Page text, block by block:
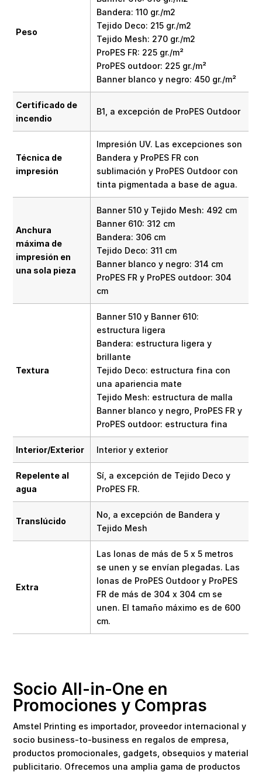
Peso
Bandera: 110 gr./m2
Tejido Deco: 215 gr./m2
Tejido Mesh: 270 gr./m2
ProPES FR: 225 gr./m²
ProPES outdoor: 225 gr./m²
Banner blanco y negro: 450 gr./m²
Certificado de
incendio
B1, a excepción de ProPES Outdoor
Técnica de
impresión
Impresión UV. Las excepciones son
Bandera y ProPES FR con
sublimación y ProPES Outdoor con
tinta pigmentada a base de agua.
Anchura
máxima de
impresión en
una sola pieza
Banner 510 y Tejido Mesh: 492 cm
Banner 610: 312 cm
Bandera: 306 cm
Tejido Deco: 311 cm
Banner blanco y negro: 314 cm
ProPES FR y ProPES outdoor: 304
cm
Textura
Banner 510 y Banner 610:
estructura ligera
Bandera: estructura ligera y
brillante
Tejido Deco: estructura fina con
una apariencia mate
Tejido Mesh: estructura de malla
Banner blanco y negro, ProPES FR y
ProPES outdoor: estructura fina
Interior/Exterior Interior y exterior
Repelente al
agua
Sí, a excepción de Tejido Deco y
ProPES FR.
Translúcido
No, a excepción de Bandera y
Tejido Mesh
Extra
Las lonas de más de 5 x 5 metros
se unen y se envían plegadas. Las
lonas de ProPES Outdoor y ProPES
FR de más de 304 x 304 cm se
unen. El tamaño máximo es de 600
cm.
Socio All-in-One en
Promociones y Compras
Amstel Printing es importador, proveedor internacional y
socio business-to-business en regalos de empresa,
productos promocionales, gadgets, obsequios y material
publicitario. Ofrecemos una amplia gama de productos